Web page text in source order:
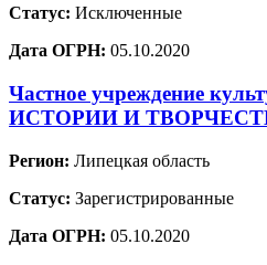
Статус: Исключенные
Дата ОГРН: 05.10.2020
Частное учреждение
ИСТОРИИ И
Регион: Липецкая область
Статус: Зарегистрированные
Дата ОГРН: 05.10.2020